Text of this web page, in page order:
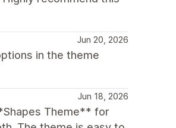
Jun 20, 2026
in the theme
Jun 18, 2026
Theme** for